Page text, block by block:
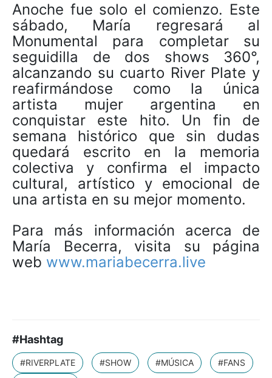
Anoche fue solo el comienzo. Este
sábado, María regresará al
Monumental para completar su
seguidilla de dos shows 360°,
alcanzando su cuarto River Plate y
reafirmándose como la única
artista mujer argentina en
conquistar este hito. Un fin de
semana histórico que sin dudas
quedará escrito en la memoria
colectiva y confirma el impacto
cultural, artístico y emocional de
una artista en su mejor momento.
Para más información acerca de
María Becerra, visita su página
web www.mariabecerra.live
#Hashtag
#RIVERPLATE #SHOW #MÚSICA
#FANS